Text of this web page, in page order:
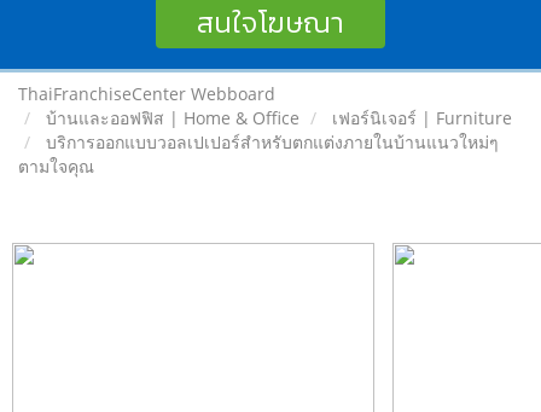
สนใจโฆษณา
ThaiFranchiseCenter Webboard
บ้านและออฟฟิส | Home & Office
เฟอร์นิเจอร์ | Furniture
บริการออกแบบวอลเปเปอร์สำหรับตกแต่งภายในบ้านแนวใหม่ๆ
ตามใจคุณ